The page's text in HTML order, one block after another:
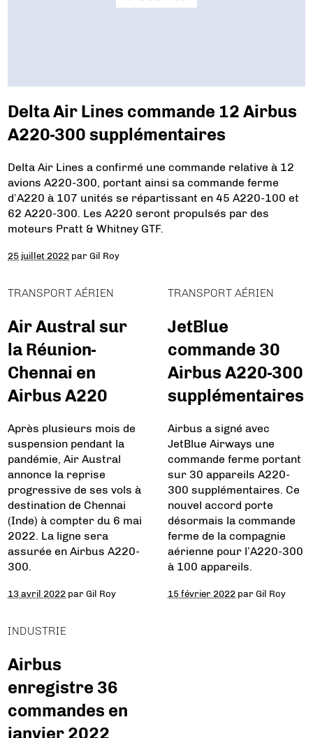
Delta Air Lines commande 12 Airbus
A220-300 supplémentaires
Delta Air Lines a confirmé une commande relative à 12
avions A220-300, portant ainsi sa commande ferme
d’A220 à 107 unités se répartissant en 45 A220-100 et
62 A220-300. Les A220 seront propulsés par des
moteurs Pratt & Whitney GTF.
25 juillet 2022 parGil Roy
TRANSPORT AÉRIEN
Air Austral sur
la Réunion-
Chennai en
Airbus A220
Après plusieurs mois de
suspension pendant la
pandémie, Air Austral
annonce la reprise
progressive de ses vols à
destination de Chennai
(Inde) à compter du 6 mai
2022. La ligne sera
assurée en Airbus A220-
300.
13 avril 2022 parGil Roy
TRANSPORT AÉRIEN
JetBlue
commande 30
Airbus A220-300
supplémentaires
Airbus a signé avec
JetBlue Airways une
commande ferme portant
sur 30 appareils A220-
300 supplémentaires. Ce
nouvel accord porte
désormais la commande
ferme de la compagnie
aérienne pour l’A220-300
à 100 appareils.
15 février 2022 parGil Roy
INDUSTRIE
Airbus
enregistre 36
commandes en
janvier 2022